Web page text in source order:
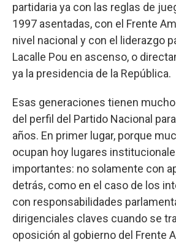
partidaria ya con las reglas de
1997 asentadas, con el Frente
nivel nacional y con el liderazgo
Lacalle Pou en ascenso, o
ya la presidencia de la República.
Esas generaciones tienen
del perfil del Partido Nacional
años. En primer lugar, porque
ocupan hoy lugares
importantes: no solamente con
detrás, como en el caso de los
con responsabilidades
dirigenciales claves cuando se
oposición al gobierno del Frente